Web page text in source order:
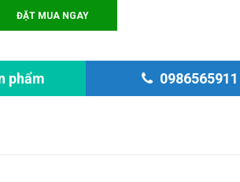
ĐẶT MUA NGAY
phẩm 0986565911